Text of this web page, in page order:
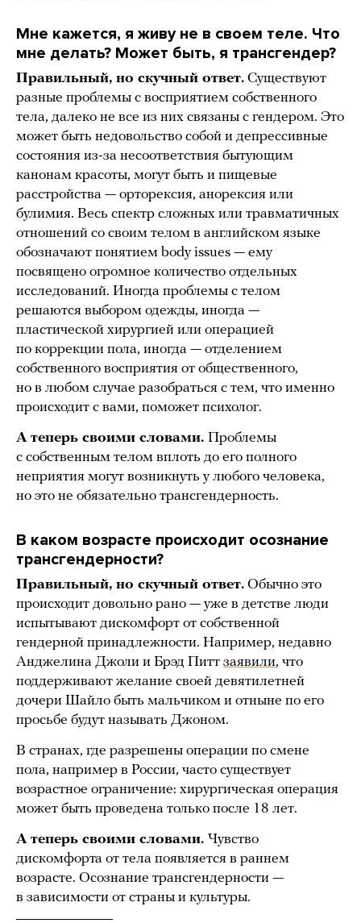
Мне кажется, я живу не в своем теле. Что
мне делать? Может быть, я трансгендер?
Правильный, но скучный ответ. Существуют
разные проблемы с восприятием собственного
тела, далеко не все из них связаны с гендером. Это
может быть недовольство собой и депрессивные
состояния из-за несоответствия бытующим
канонам красоты, могут быть и пищевые
расстройства — орторексия, анорексия или
булимия. Весь спектр сложных или травматичных
отношений со своим телом в английском языке
обозначают понятием body issues — ему
посвящено огромное количество отдельных
исследований. Иногда проблемы с телом
решаются выбором одежды, иногда —
пластической хирургией или операцией
по коррекции пола, иногда — отделением
собственного восприятия от общественного,
но в любом случае разобраться с тем, что именно
происходит с вами, поможет психолог.
А теперь своими словами. Проблемы
с собственным телом вплоть до его полного
неприятия могут возникнуть у любого человека,
но это не обязательно трансгендерность.
В каком возрасте происходит осознание
трансгендерности?
Правильный, но скучный ответ. Обычно это
происходит довольно рано — уже в детстве люди
испытывают дискомфорт от собственной
гендерной принадлежности. Например, недавно
Анджелина Джоли и Брэд Питт заявили, что
поддерживают желание своей девятилетней
дочери Шайло быть мальчиком и отныне по его
просьбе будут называть Джоном.
В странах, где разрешены операции по смене
пола, например в России, часто существует
возрастное ограничение: хирургическая операция
может быть проведена только после 18 лет.
А теперь своими словами. Чувство
дискомфорта от тела появляется в раннем
возрасте. Осознание трансгендерности —
в зависимости от страны и культуры.